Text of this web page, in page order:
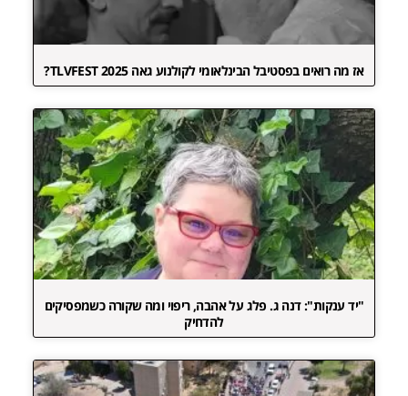
אז מה רואים בפסטיבל הבינלאומי לקולנוע גאה TLVFEST 2025?
"יד ענקות": דנה ג. פלג על אהבה, ריפוי ומה שקורה כשמפסיקים
להדחיק